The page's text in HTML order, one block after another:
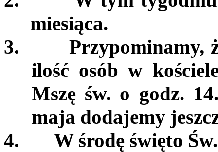
miesiąca.
3.
Przypominamy,
ilość osób w
Mszę św. o godz.
maja dodajemy
4.
W środę święto